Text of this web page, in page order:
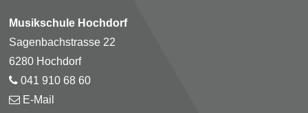
Musikschule Hochdorf
Sagenbachstrasse 22
6280 Hochdorf
041 910 68 60
E-Mail